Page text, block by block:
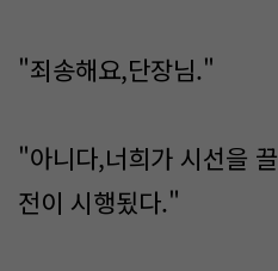
"죄송해요,단장님."
"아니다,너희가 시선을
전이 시행됬다."